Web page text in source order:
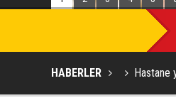
HABERLER Hastane